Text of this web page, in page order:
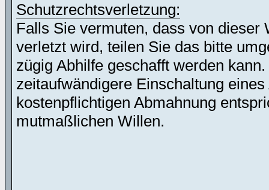
Schutzrechtsverletzung:
Falls Sie vermuten, dass von
verletzt wird, teilen Sie das bitte
zügig Abhilfe geschafft werden
zeitaufwändigere Einschaltung
kostenpflichtigen Abmahnung
mutmaßlichen Willen.